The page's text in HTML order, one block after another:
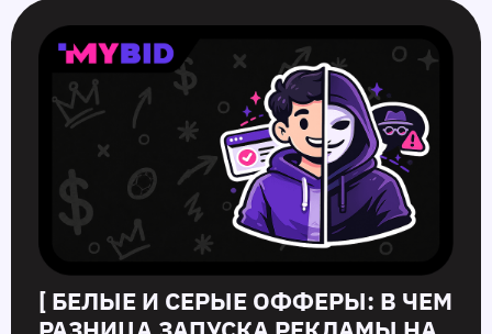
[ БЕЛЫЕ И СЕРЫЕ ОФФЕРЫ: В ЧЕМ